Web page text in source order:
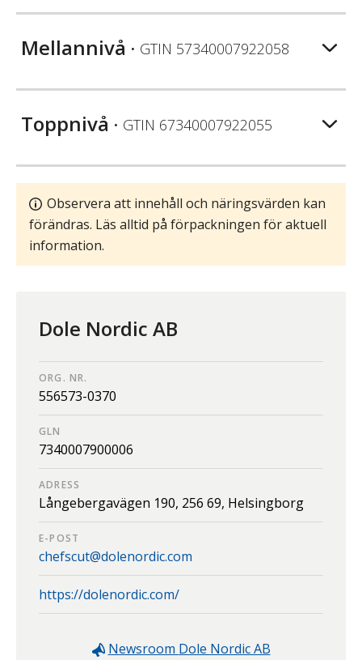
Mellannivå • GTIN 57340007922058
Toppnivå • GTIN 67340007922055
Observera att innehåll och näringsvärden kan
förändras. Läs alltid på förpackningen för aktuell
information.
Dole Nordic AB
ORG. NR.
556573-0370
GLN
7340007900006
ADRESS
Långebergavägen 190, 256 69, Helsingborg
E-POST
chefscut@dolenordic.com
https://dolenordic.com/
Newsroom Dole Nordic AB